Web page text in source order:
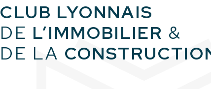
CLUB LYONNAIS
DE L’IMMOBILIER &
DE LA